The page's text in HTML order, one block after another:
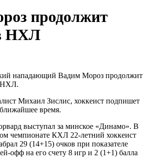
продолжит
НХЛ
нападающий Вадим Мороз продолжит
НХЛ.
Михаил Зислис, хоккеист подпишет
время.
выступал за минское «Динамо». В
чемпионате КХЛ 22-летний хоккеист
29 (14+15) очков при показателе
офф на его счету 8 игр и 2 (1+1) балла